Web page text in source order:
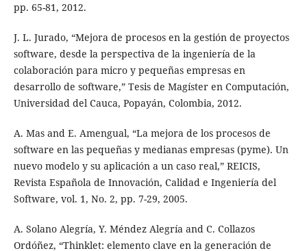
pp. 65-81, 2012.
J. L. Jurado, “Mejora de procesos en la gestión de proyectos
software, desde la perspectiva de la ingeniería de la
colaboración para micro y pequeñas empresas en
desarrollo de software,” Tesis de Magíster en Computación,
Universidad del Cauca, Popayán, Colombia, 2012.
A. Mas and E. Amengual, “La mejora de los procesos de
software en las pequeñas y medianas empresas (pyme). Un
nuevo modelo y su aplicación a un caso real,” REICIS,
Revista Española de Innovación, Calidad e Ingeniería del
Software, vol. 1, No. 2, pp. 7-29, 2005.
A. Solano Alegría, Y. Méndez Alegría and C. Collazos
Ordóñez, “Thinklet: elemento clave en la generación de